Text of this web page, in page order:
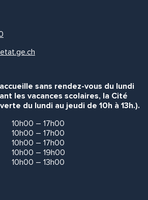
sans rendez-vous du lundi
les vacances scolaires, la Cité
du lundi au jeudi de 10h à 13h.).
10h00 – 17h00
10h00 – 17h00
10h00 – 17h00
10h00 – 19h00
10h00 – 13h00